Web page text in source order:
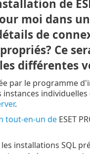
de
moi dans
de
Ce
différentes
par le programme
instances
.
tout-en-un deESET
installations SQL